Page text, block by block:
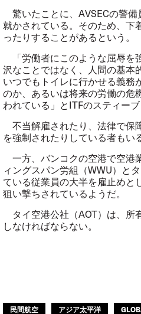
驚いたことに、 AVSECの警備
就かされている。そのため、下
ったりすることがあるという。
「労働者にこのような屈辱
沢なことではなく、人間の基本
いつでもトイレに行かせる義務
のか、あるいは将来の労働の危
われている」とITFのスティー
不当解雇されたり、法律で保
を強制されたりしている者もいる
一方、バンコクの空港で空港
ィングスパン労組（WWU）と
ている従業員の大半を雇止め
狙い撃ちされているようだ。
タイ空港公社（AOT）は、所
しなければならない。
民間航空 アジア太平洋